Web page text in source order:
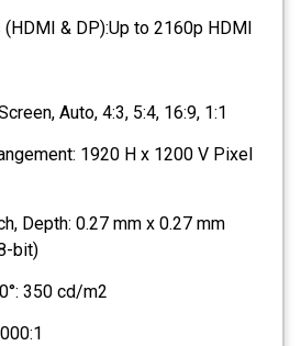
& DP):Up to 2160p HDMI
Auto, 4:3, 5:4, 16:9, 1:1
1920 H x 1200 V Pixel
Depth: 0.27 mm x 0.27 mm
bit)
350 cd/m2